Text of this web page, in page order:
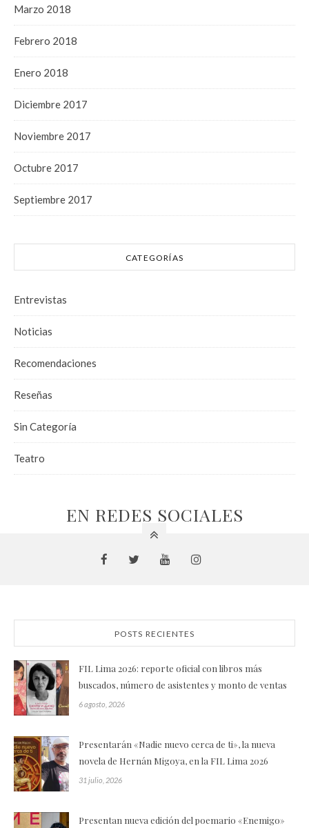
Marzo 2018
Febrero 2018
Enero 2018
Diciembre 2017
Noviembre 2017
Octubre 2017
Septiembre 2017
CATEGORÍAS
Entrevistas
Noticias
Recomendaciones
Reseñas
Sin Categoría
Teatro
EN REDES SOCIALES
POSTS RECIENTES
FIL Lima 2026: reporte oficial con libros más
buscados, número de asistentes y monto de ventas
6 agosto, 2026
Presentarán «Nadie nuevo cerca de ti», la nueva
novela de Hernán Migoya, en la FIL Lima 2026
31 julio, 2026
Presentan nueva edición del poemario «Enemigo»